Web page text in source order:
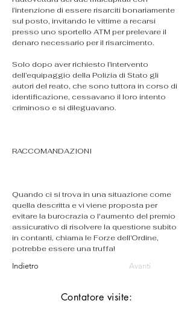
l’intenzione di essere risarciti bonariamente
sul posto, invitando le vittime a recarsi
presso uno sportello ATM per prelevare il
denaro necessario per il risarcimento.
Solo dopo aver richiesto l’intervento
dell’equipaggio della Polizia di Stato gli
autori del reato, che sono tuttora in corso di
identificazione, cessavano il loro intento
criminoso e si dileguavano.
RACCOMANDAZIONI
Quando ci si trova in una situazione come
quella descritta e vi viene proposta per
evitare la burocrazia o l'aumento del premio
assicurativo di risolvere la questione subito
in contanti, chiama le Forze dell’Ordine,
potrebbe essere una truffa!
Indietro Avanti
Contatore visite: